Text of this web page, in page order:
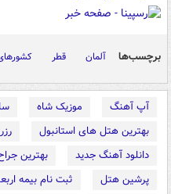
برچسب‌ها آلمان قطر
آپ آهنگ موزیک شاه
بهترین هتل های استانبول
دانلود آهنگ جدید
بهترین
پرشین هتل
ثبت نام بیمه